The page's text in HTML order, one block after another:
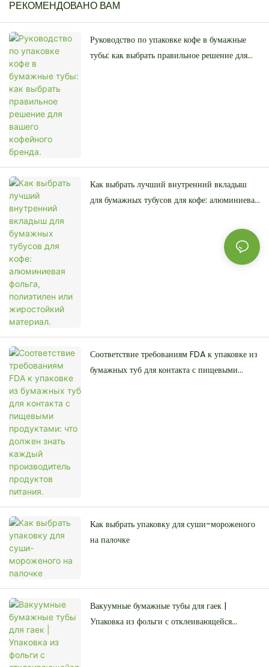
РЕКОМЕНДОВАНО ВАМ
Руководство по упаковке кофе в бумажные
тубы: как выбрать правильное решение для
Как выбрать лучший внутренний вкладыш
для бумажных тубусов для кофе: алюминиевая
Соответствие требованиям FDA к упаковке из
бумажных туб для контакта с пищевыми
Как выбрать упаковку для суши-мороженого
на палочке
Вакуумные бумажные тубы для гаек |
Упаковка из фольги с отклеивающейся